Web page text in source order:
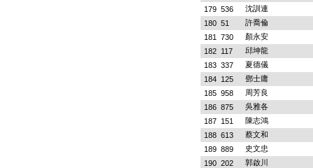
179 536
沈訓連
180 51
許喬倫
181
730
顏永安
182 117
邱坤龍
183 337
夏德儀
184 125
鄧士庸
185 958
周芳良
186 875
吳雅各
187 151
陳志鴻
188 613
蔡文和
189 889
史文忠
190 202
郭啟川